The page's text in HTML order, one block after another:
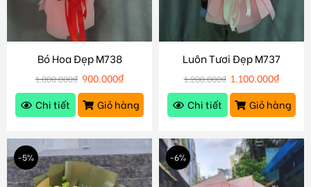
Bó Hoa Đẹp M738
1.000.000₫ 900.000₫
Chi tiết
Giỏ hàng
Luôn Tươi Đẹp M737
1.200.000₫ 1.100.000₫
Chi tiết
Giỏ hàng
-5% -6%